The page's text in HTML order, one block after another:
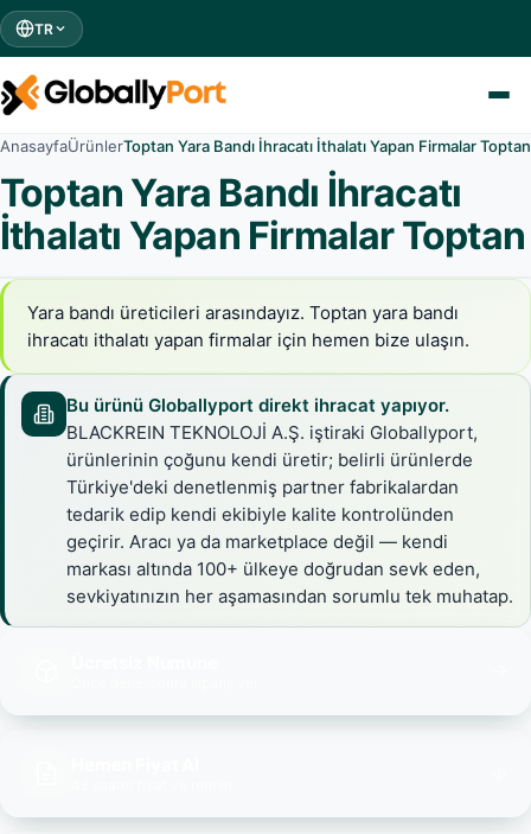
TR
AnasayfaÜrünlerToptan Yara Bandı İhracatı İthalatı Yapan Firmalar Toptan
Toptan Yara Bandı İhracatı
İthalatı Yapan Firmalar Toptan
Yara bandı üreticileri arasındayız. Toptan yara bandı
ihracatı ithalatı yapan firmalar için hemen bize ulaşın.
Bu ürünü Globallyport direkt ihracat yapıyor.
BLACKREIN TEKNOLOJİ A.Ş. iştiraki Globallyport,
ürünlerinin çoğunu kendi üretir; belirli ürünlerde
Türkiye'deki denetlenmiş partner fabrikalardan
tedarik edip kendi ekibiyle kalite kontrolünden
geçirir. Aracı ya da marketplace değil — kendi
markası altında 100+ ülkeye doğrudan sevk eden,
sevkiyatınızın her aşamasından sorumlu tek muhatap.